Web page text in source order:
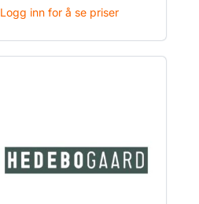
Logg inn for å se priser